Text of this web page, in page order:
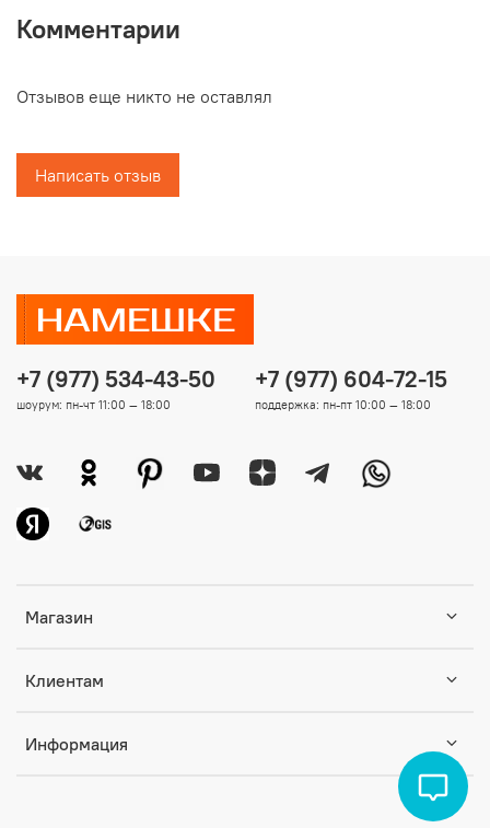
Комментарии
Отзывов еще никто не оставлял
Написать отзыв
Магазин
Клиентам
Информация
+7 (977) 534-43-50
шоурум: пн-чт 11:00 — 18:00
+7 (977) 604-72-15
поддержка: пн-пт 10:00 — 18:00